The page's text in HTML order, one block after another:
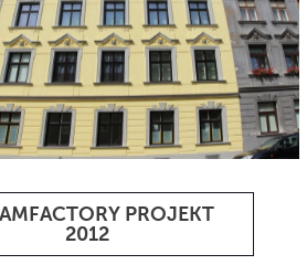
PROJEKT
2012